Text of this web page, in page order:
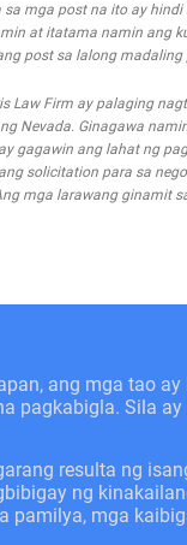
mga post na ito ay hindi
at itatama namin ang
post sa lalong madaling
Law Firm ay palaging
Nevada. Ginagawa
gagawin ang lahat ng
solicitation para sa
mga larawang ginamit
ang mga tao
pagkabigla. Sila
resulta ng
ng
pamilya, mga